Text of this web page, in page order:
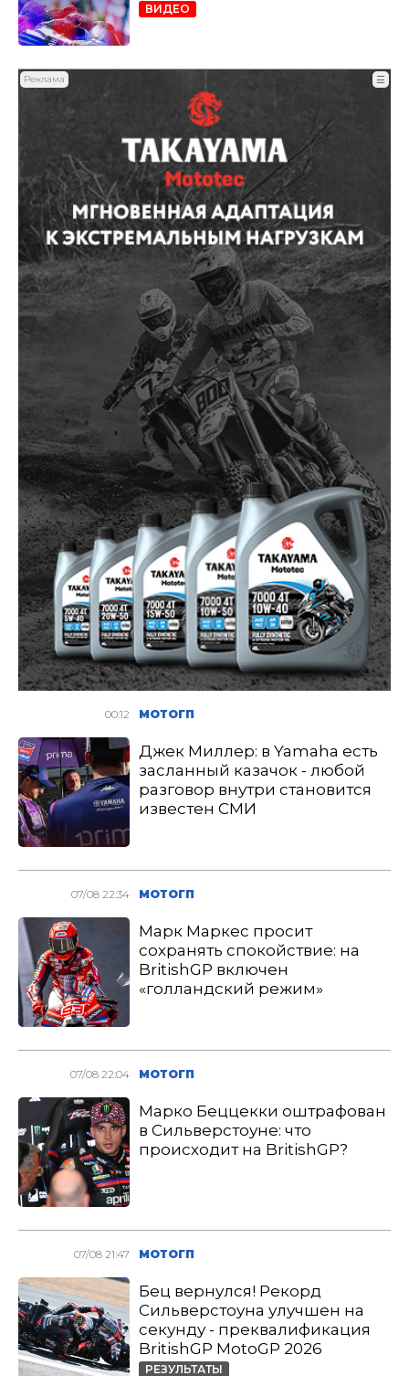
ВИДЕО
Реклама ☰
00:12 МОТОГП
Джек Миллер: в Yamaha есть
засланный казачок - любой
разговор внутри становится
известен СМИ
07/08 22:34 МОТОГП
Марк Маркес просит
сохранять спокойствие: на
BritishGP включен
«голландский режим»
07/08 22:04 МОТОГП
Марко Беццекки оштрафован
в Сильверстоуне: что
происходит на BritishGP?
07/08 21:47 МОТОГП
Бец вернулся! Рекорд
Сильверстоуна улучшен на
секунду - преквалификация
BritishGP MotoGP 2026
РЕЗУЛЬТАТЫ